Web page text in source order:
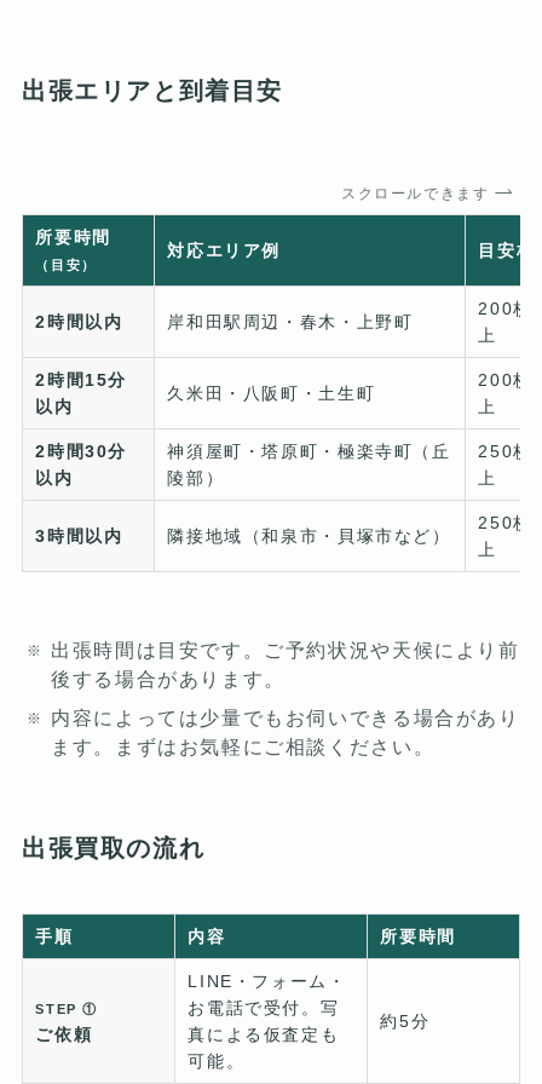
出張エリアと到着目安
スクロールできます
所要時間
（目安）
対応エリア例 目安枚
2時間以内 岸和田駅周辺・春木・上野町
200枚
上
2時間15分
以内
久米田・八阪町・土生町
200枚
上
2時間30分
以内
神須屋町・塔原町・極楽寺町（丘
陵部）
250枚
上
3時間以内 隣接地域（和泉市・貝塚市など）
250枚
上
出張時間は目安です。ご予約状況や天候により前
後する場合があります。
内容によっては少量でもお伺いできる場合があり
ます。まずはお気軽にご相談ください。
出張買取の流れ
手順 内容 所要時間
STEP ①
ご依頼
LINE・フォーム・
お電話で受付。写
真による仮査定も
可能。
約5分